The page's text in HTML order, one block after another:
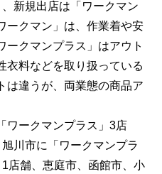
新規出店は「ワークマン
ークマン」は、作業着や安
ークマンプラス」はアウト
衣料などを取り扱っている
は違うが、両業態の商品ア
ワークマンプラス」3店
川市に「ワークマンプラ
店舗、恵庭市、函館市、小